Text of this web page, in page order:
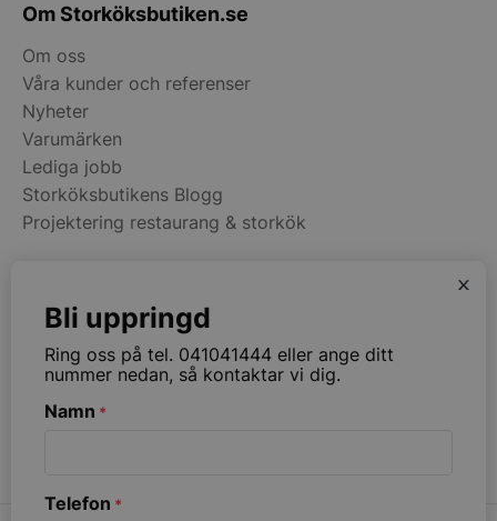
Om Storköksbutiken.se
Om oss
Våra kunder och referenser
Nyheter
Varumärken
Lediga jobb
Storköksbutikens Blogg
Projektering restaurang & storkök
Restaurangmaskiner
Kök & Matsal
Köksinredning & Rostfritt
Restaurangmöbler
x
Bli uppringd
Ring oss på tel. 041041444 eller ange ditt
nummer nedan, så kontaktar vi dig.
Namn *
Telefon *